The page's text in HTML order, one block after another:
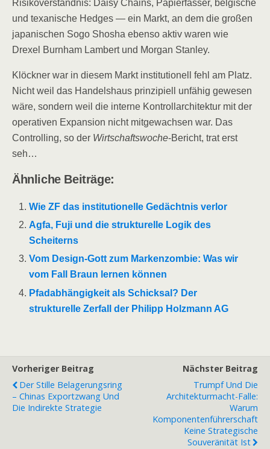
Risikoverständnis: Daisy Chains, Papierfässer, belgische
und texanische Hedges — ein Markt, an dem die großen
japanischen Sogo Shosha ebenso aktiv waren wie
Drexel Burnham Lambert und Morgan Stanley.
Klöckner war in diesem Markt institutionell fehl am Platz.
Nicht weil das Handelshaus prinzipiell unfähig gewesen
wäre, sondern weil die interne Kontrollarchitektur mit der
operativen Expansion nicht mitgewachsen war. Das
Controlling, so der Wirtschaftswoche-Bericht, trat erst
seh…
Ähnliche Beiträge:
Wie ZF das institutionelle Gedächtnis verlor
Agfa, Fuji und die strukturelle Logik des
Scheiterns
Vom Design-Gott zum Markenzombie: Was wir
vom Fall Braun lernen können
Pfadabhängigkeit als Schicksal? Der
strukturelle Zerfall der Philipp Holzmann AG
Vorheriger Beitrag
Der Stille Belagerungsring
– Chinas Exportzwang Und
Die Indirekte Strategie
Nächster Beitrag
Trumpf Und Die
Architekturmacht-Falle:
Warum
Komponentenführerschaft
Keine Strategische
Souveränität Ist